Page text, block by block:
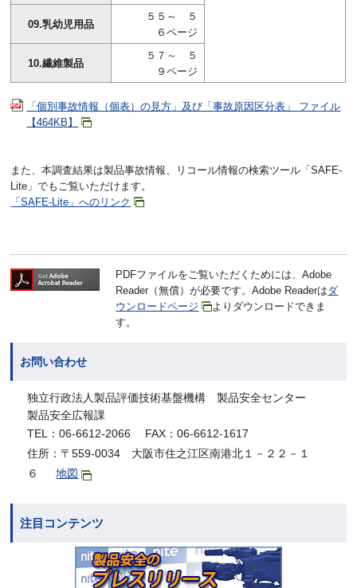
09.乳幼児用品
５５～ ５
６ページ
10.繊維製品
５７～ ５
９ページ
「個別事故情報（個表）の見方」及び「事故原因区分表」 ファイル
【464KB】
また、本調査結果は製品事故情報、リコール情報の検索ツール「SAFE-
Lite」でもご覧いただけます。
「SAFE-Lite」へのリンク
PDFファイルをご覧いただくためには、Adobe
Reader（無償）が必要です。Adobe Readerはダ
ウンロードページ
よりダウンロードできま
す。
お問い合わせ
独立行政法人製品評価技術基盤機構 製品安全センター
製品安全広報課
TEL：06-6612-2066 FAX：06-6612-1617
住所：〒559-0034 大阪市住之江区南港北１－２２－１
６
地図
注目コンテンツ